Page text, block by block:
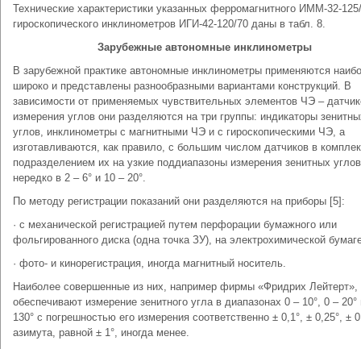
Технические характеристики указанных ферромагнитного ИММ-32-
гироскопического инклинометров ИГИ-42-120/70 даны в табл. 8.
Зарубежные автономные инклинометры
В зарубежной практике автономные инклинометры применяются
широко и представлены разнообразными вариантами конструкций. В
зависимости от применяемых чувствительных элементов ЧЭ –
измерения углов они разделяются на три группы: индикаторы
углов, инклинометры с магнитными ЧЭ и с гироскопическими ЧЭ, а
изготавливаются, как правило, с большим числом датчиков в
подразделением их на узкие поддиапазоны измерения зенитных
нередко в 2 – 6° и 10 – 20°.
По методу регистрации показаний они разделяются на приборы [5]:
· с механической регистрацией путем перфорации бумажного или
фольгированного диска (одна точка ЗУ), на электрохимической
· фото- и кинорегистрация, иногда магнитный носитель.
Наиболее совершенные из них, например фирмы «Фридрих Лейтерт»,
обеспечивают измерение зенитного угла в диапазонах 0 – 10°, 0 – 20°
130° с погрешностью его измерения соответственно ± 0,1°, ± 0,25°, ±
азимута, равной ± 1°, иногда менее.